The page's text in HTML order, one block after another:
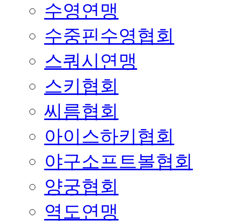
수영연맹
수중핀수영협회
스쿼시연맹
스키협회
씨름협회
아이스하키협회
야구소프트볼협회
양궁협회
역도연맹